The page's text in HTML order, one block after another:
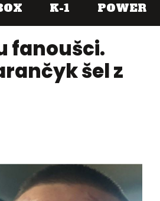
K-1 POWER
fanoušci.
šel z